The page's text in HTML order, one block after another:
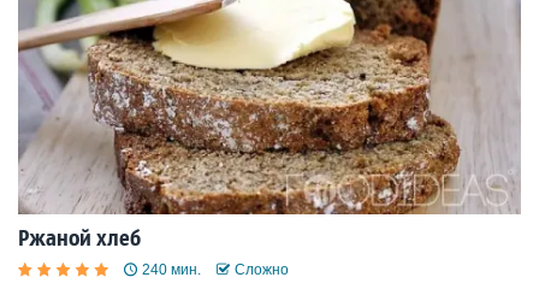
Ржаной хлеб
240 мин. Сложно